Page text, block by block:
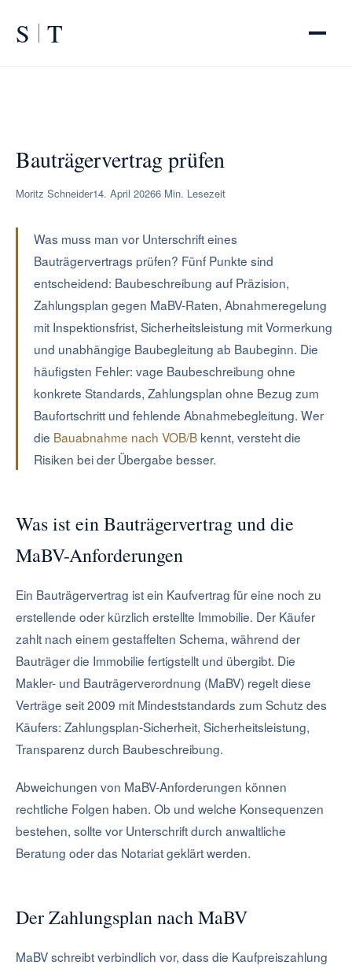
S T
Bauträgervertrag prüfen
Moritz Schneider14. April 20266 Min. Lesezeit
Was muss man vor Unterschrift eines
Bauträgervertrags prüfen? Fünf Punkte sind
entscheidend: Baubeschreibung auf Präzision,
Zahlungsplan gegen MaBV-Raten, Abnahmeregelung
mit Inspektionsfrist, Sicherheitsleistung mit Vormerkung
und unabhängige Baubegleitung ab Baubeginn. Die
häufigsten Fehler: vage Baubeschreibung ohne
konkrete Standards, Zahlungsplan ohne Bezug zum
Baufortschritt und fehlende Abnahmebegleitung. Wer
die Bauabnahme nach VOB/B kennt, versteht die
Risiken bei der Übergabe besser.
Was ist ein Bauträgervertrag und die
MaBV-Anforderungen
Ein Bauträgervertrag ist ein Kaufvertrag für eine noch zu
erstellende oder kürzlich erstellte Immobilie. Der Käufer
zahlt nach einem gestaffelten Schema, während der
Bauträger die Immobilie fertigstellt und übergibt. Die
Makler- und Bauträgerverordnung (MaBV) regelt diese
Verträge seit 2009 mit Mindeststandards zum Schutz des
Käufers: Zahlungsplan-Sicherheit, Sicherheitsleistung,
Transparenz durch Baubeschreibung.
Abweichungen von MaBV-Anforderungen können
rechtliche Folgen haben. Ob und welche Konsequenzen
bestehen, sollte vor Unterschrift durch anwaltliche
Beratung oder das Notariat geklärt werden.
Der Zahlungsplan nach MaBV
MaBV schreibt verbindlich vor, dass die Kaufpreiszahlung